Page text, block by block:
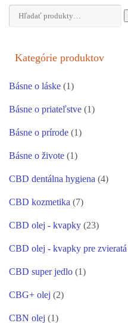
Hľadať:
Kategórie produktov
Básne o láske (1)
Básne o priateľstve (1)
Básne o prírode (1)
Básne o živote (1)
CBD dentálna hygiena (4)
CBD kozmetika (7)
CBD olej - kvapky (23)
CBD olej - kvapky pre zvieratá
CBD super jedlo (1)
CBG+ olej (2)
CBN olej (1)